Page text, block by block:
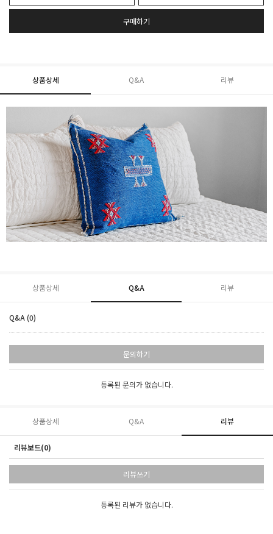
구매하기
상품상세 Q&A 리뷰
상품상세 Q&A 리뷰
Q&A (0)
문의하기
등록된 문의가 없습니다.
상품상세 Q&A 리뷰
리뷰보드(0)
리뷰쓰기
등록된 리뷰가 없습니다.